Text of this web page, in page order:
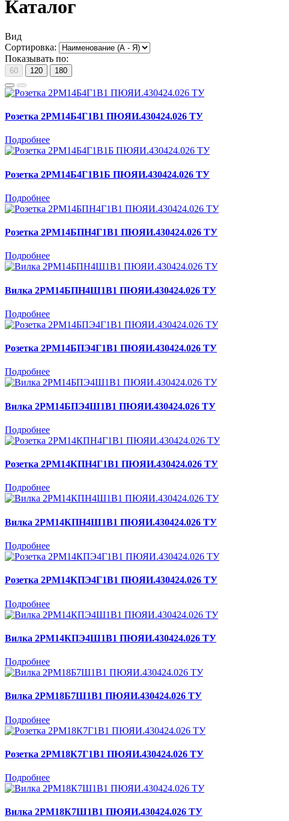
Каталог
Вид
Сортировка:
Показывать по:
60 120 180
Розетка 2РМ14Б4Г1В1 ПЮЯИ.430424.026 ТУ
Подробнее
Розетка 2РМ14Б4Г1В1Б ПЮЯИ.430424.026 ТУ
Подробнее
Розетка 2РМ14БПН4Г1В1 ПЮЯИ.430424.026 ТУ
Подробнее
Вилка 2РМ14БПН4Ш1В1 ПЮЯИ.430424.026 ТУ
Подробнее
Розетка 2РМ14БПЭ4Г1В1 ПЮЯИ.430424.026 ТУ
Подробнее
Вилка 2РМ14БПЭ4Ш1В1 ПЮЯИ.430424.026 ТУ
Подробнее
Розетка 2РМ14КПН4Г1В1 ПЮЯИ.430424.026 ТУ
Подробнее
Вилка 2РМ14КПН4Ш1В1 ПЮЯИ.430424.026 ТУ
Подробнее
Розетка 2РМ14КПЭ4Г1В1 ПЮЯИ.430424.026 ТУ
Подробнее
Вилка 2РМ14КПЭ4Ш1В1 ПЮЯИ.430424.026 ТУ
Подробнее
Вилка 2РМ18Б7Ш1В1 ПЮЯИ.430424.026 ТУ
Подробнее
Розетка 2РМ18К7Г1В1 ПЮЯИ.430424.026 ТУ
Подробнее
Вилка 2РМ18К7Ш1В1 ПЮЯИ.430424.026 ТУ